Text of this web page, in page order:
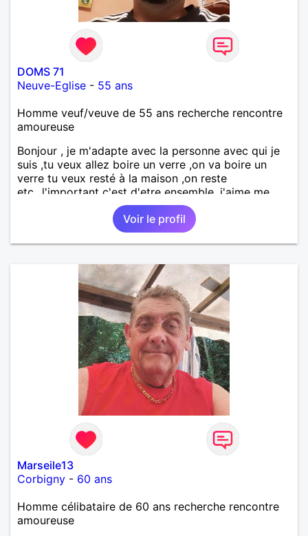
DOMS 71
Neuve-Eglise - 55 ans
Homme veuf/veuve de 55 ans recherche rencontre
amoureuse
Bonjour , je m'adapte avec la personne avec qui je
suis ,tu veux allez boire un verre ,on va boire un
verre tu veux resté à la maison ,on reste
etc...l'important c'est d'etre ensemble .j'aime me
balader , faire du sport , regarder des film , aller au
théatre etc et j'aime par dessus tous rire
Voir le profil
Marseile13
Corbigny - 60 ans
Homme célibataire de 60 ans recherche rencontre
amoureuse